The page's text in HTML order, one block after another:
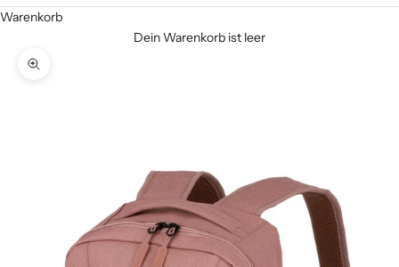
Warenkorb
Dein Warenkorb ist leer
Bild vergrößern